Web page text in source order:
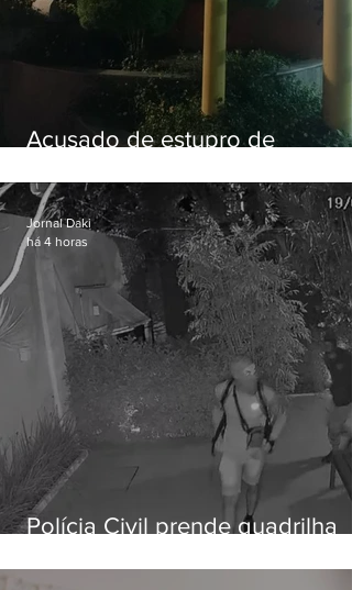
Acusado de estupro de
Polícia Civil prende quadrilha
residências de luxo no Rio
Jornal Daki
há 4 horas